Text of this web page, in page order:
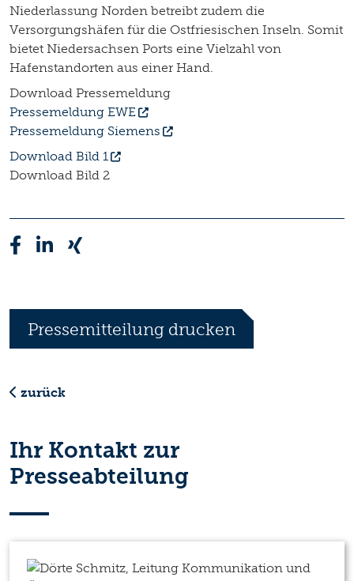
Niederlassung Norden betreibt zudem die
Versorgungshäfen für die Ostfriesischen Inseln. Somit
bietet Niedersachsen Ports eine Vielzahl von
Hafenstandorten aus einer Hand.
Download Pressemeldung
Pressemeldung EWE
Pressemeldung Siemens
Download Bild 1
Download Bild 2
Pressemitteilung drucken
zurück
Ihr Kontakt zur
Presseabteilung